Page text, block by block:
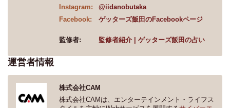
Instagram:
@iidanobutaka
Facebook:
ゲッターズ飯田のFacebookページ
監修者: 監修者紹介 | ゲッターズ飯田の占い
運営者情報
株式会社CAM
株式会社CAMは、エンターテインメント・ライフス